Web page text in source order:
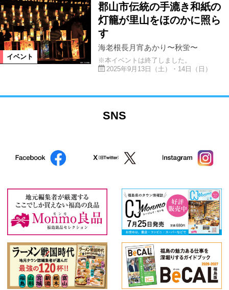
イベント
郡山市伝統の手漉き和紙の
灯籠が里山をほのかに照ら
す
海老根長月宵あかり〜秋蛍〜
※本イベントは終了しました。
2025年9月13日（土）・14日（日）
SNS